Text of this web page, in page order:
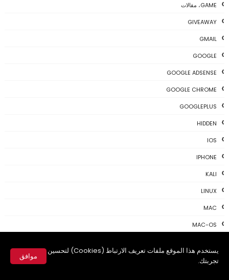
يستخدم هذا الموقع ملفات تعريف الارتباط (Cookies) لتحسين
تجربتك.
موافق
GAME، مقالات
GIVEAWAY
GMAIL
GOOGLE
GOOGLE ADSENSE
GOOGLE CHROME
GOOGLEPLUS
HIDDEN
IOS
IPHONE
KALI
LINUX
MAC
MAC-OS
MICROSOFT